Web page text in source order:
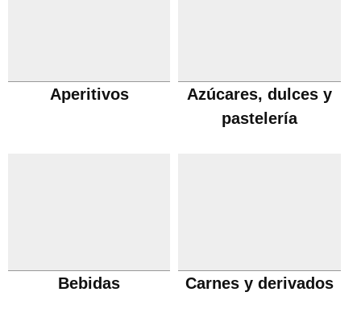
Aperitivos
Azúcares, dulces y
pastelería
Bebidas Carnes y derivados